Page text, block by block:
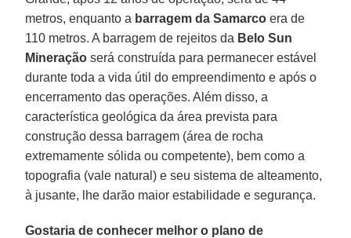
metros, enquanto a barragem da Samarco era de
110 metros. A barragem de rejeitos da Belo Sun
Mineração será construída para permanecer estável
durante toda a vida útil do empreendimento e após o
encerramento das operações. Além disso, a
característica geológica da área prevista para
construção dessa barragem (área de rocha
extremamente sólida ou competente), bem como a
topografia (vale natural) e seu sistema de alteamento,
à jusante, lhe darão maior estabilidade e segurança.
Gostaria de conhecer melhor o plano de